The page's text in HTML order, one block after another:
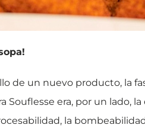
de un nuevo producto, la
Souflesse era, por un lado,
la